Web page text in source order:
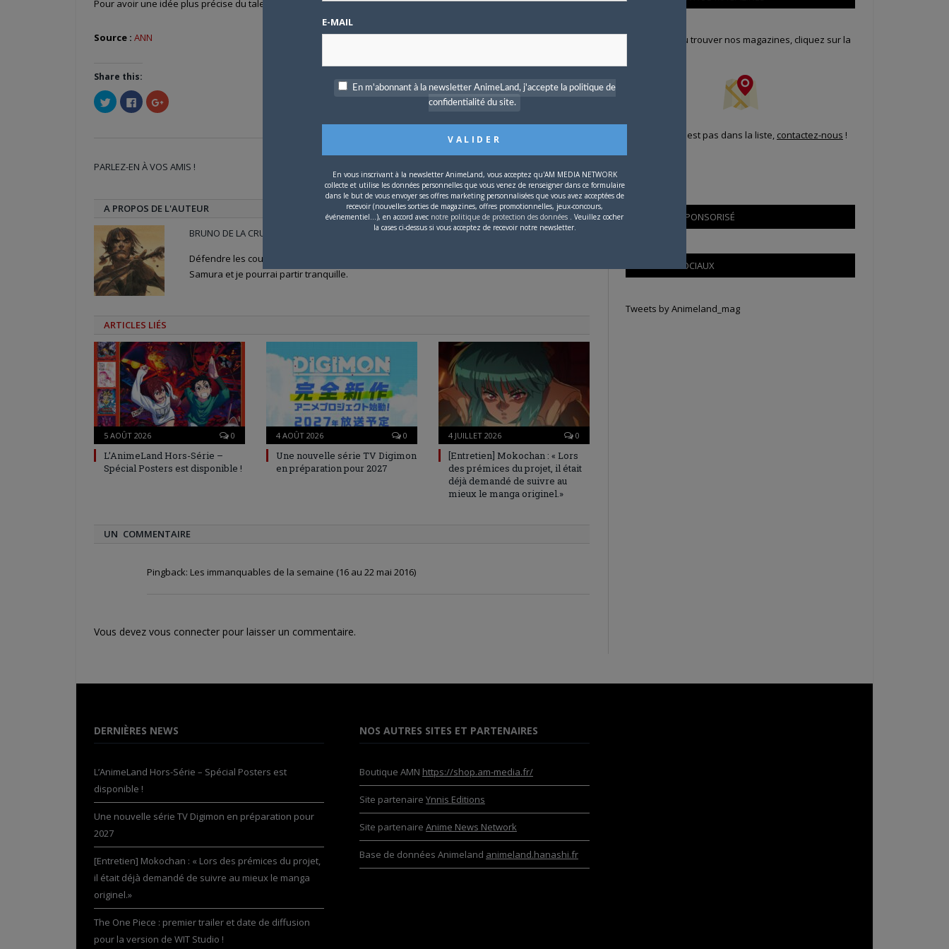
Pour avoir une idée plus précise du talent de l’artiste, Catsuka Player a gardé trace de ses divers travaux.
Source : ANN
Share this:
Cliquez
pour
partager
fenêtre)
Cliquez
pour
partager
fenêtre)
Cliquez
pour
nouvelle
PARLEZ-EN À VOS AMIS ! Twitter FacebookGoogle+PinterestLinkedIn Tumblr Email
A PROPOS DE L'AUTEUR
BRUNO DE LA CRUZ
Défendre les couleurs d'AnimeLand était un rêve. Il ne me reste plus qu'à rencontrer Hiroaki
Samura et je pourrai partir tranquille.
ARTICLES LIÉS
5 AOÛT 2026 0
L’AnimeLand Hors-Série –
Spécial Posters est disponible !
4 AOÛT 2026 0
Une nouvelle série TV Digimon
en préparation pour 2027
4 JUILLET 2026 0
[Entretien] Mokochan : « Lors
des prémices du projet, il était
déjà demandé de suivre au
mieux le manga originel.»
UN COMMENTAIRE
Pingback: Les immanquables de la semaine (16 au 22 mai 2016)
Vous devez vous connecter pour laisser un commentaire.
Pour savoir où trouver nos magazines, cliquez sur la
Si votre ville n'est pas dans la liste, contactez-nous !
CONTENU SPONSORISÉ
RÉSEAUX SOCIAUX
Tweets by Animeland_mag
DERNIÈRES NEWS
L’AnimeLand Hors-Série – Spécial Posters est
disponible !
Une nouvelle série TV Digimon en préparation pour
2027
[Entretien] Mokochan : « Lors des prémices du projet,
il était déjà demandé de suivre au mieux le manga
originel.»
The One Piece : premier trailer et date de diffusion
pour la version de WIT Studio !
NOS AUTRES SITES ET PARTENAIRES
Boutique AMN https://shop.am-media.fr/
Site partenaire Ynnis Editions
Site partenaire Anime News Network
Base de données Animeland animeland.hanashi.fr
E-MAIL
En m'abonnant à la newsletter AnimeLand, j'accepte la politique de
confidentialité du site.
En vous inscrivant à la newsletter AnimeLand, vous acceptez qu'AM MEDIA NETWORK
collecte et utilise les données personnelles que vous venez de renseigner dans ce formulaire
dans le but de vous envoyer ses offres marketing personnalisées que vous avez acceptées de
recevoir (nouvelles sorties de magazines, offres promotionnelles, jeux-concours,
événementiel...), en accord avec notre politique de protection des données . Veuillez cocher
la cases ci-dessus si vous acceptez de recevoir notre newsletter.